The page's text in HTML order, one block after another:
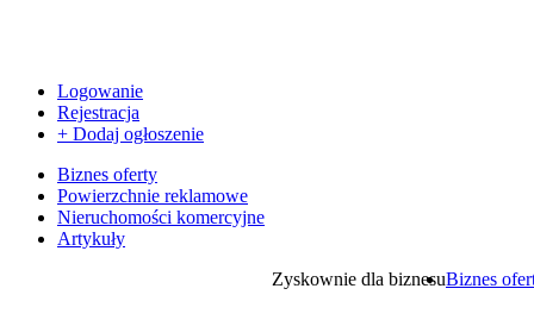
Logowanie
Rejestracja
+ Dodaj ogłoszenie
Biznes oferty
Powierzchnie reklamowe
Nieruchomości komercyjne
Artykuły
Zyskownie dla biznesuBiznes